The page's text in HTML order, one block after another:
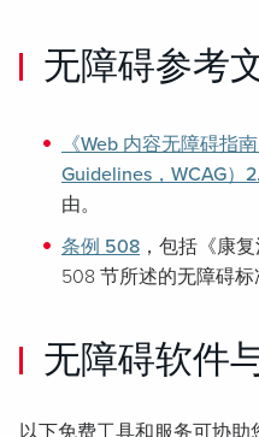
无障碍参考
《Web 内容无障碍指
Guidelines，WCAG）
由。
条例 508 ，包括《康
508 节所述的无障碍标
无障碍软件
以下免费工具和服务可协